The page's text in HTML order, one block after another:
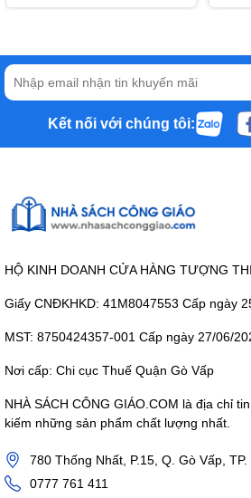
Kết nối với chúng tôi:
HỘ KINH DOANH CỬA HÀNG TƯỢNG
Giấy CNĐKHKD: 41M8047553 Cấp ngày
MST: 8750424357-001 Cấp ngày 27/06/
Nơi cấp: Chi cục Thuế Quận Gò Vấp
NHÀ SÁCH CÔNG GIÁO.COM là địa chỉ
kiếm những sản phẩm chất lượng nhất.
780 Thống Nhất, P.15, Q. Gò Vấp,
0777 761 411